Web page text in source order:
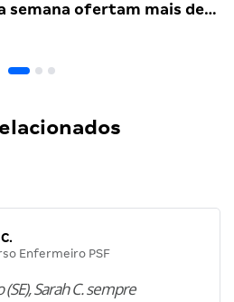
semana ofertam mais de…
Enfermeiro PSF
Sarah C. sempre